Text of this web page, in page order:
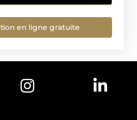
en ligne gratuite